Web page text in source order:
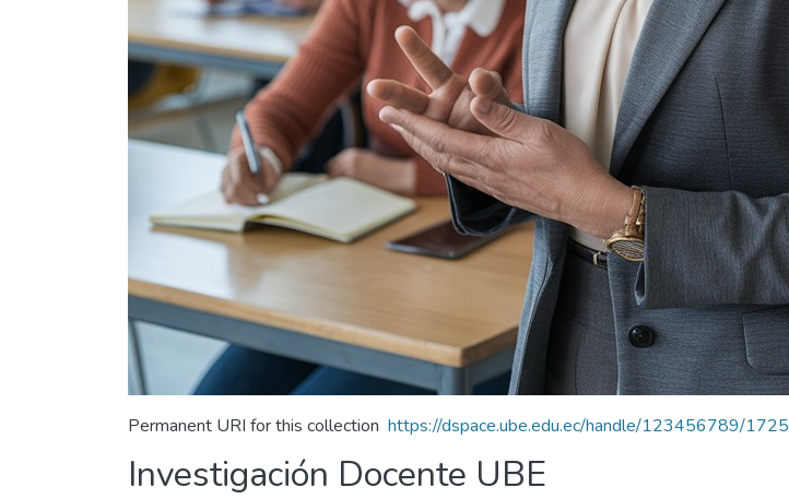
Permanent URI for this collection https://dspace.ube.edu.ec/handle/123456789/1725
Investigación Docente UBE